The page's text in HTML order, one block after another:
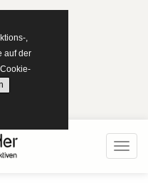
,
auf der